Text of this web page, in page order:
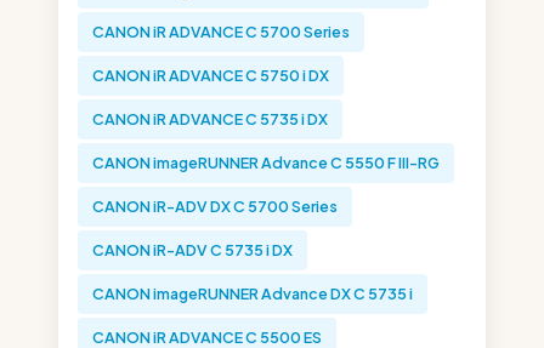
CANON iR ADVANCE C 5700 Series
CANON iR ADVANCE C 5750 i DX
CANON iR ADVANCE C 5735 i DX
CANON imageRUNNER Advance C 5550 F III-RG
CANON iR-ADV DX C 5700 Series
CANON iR-ADV C 5735 i DX
CANON imageRUNNER Advance DX C 5735 i
CANON iR ADVANCE C 5500 ES